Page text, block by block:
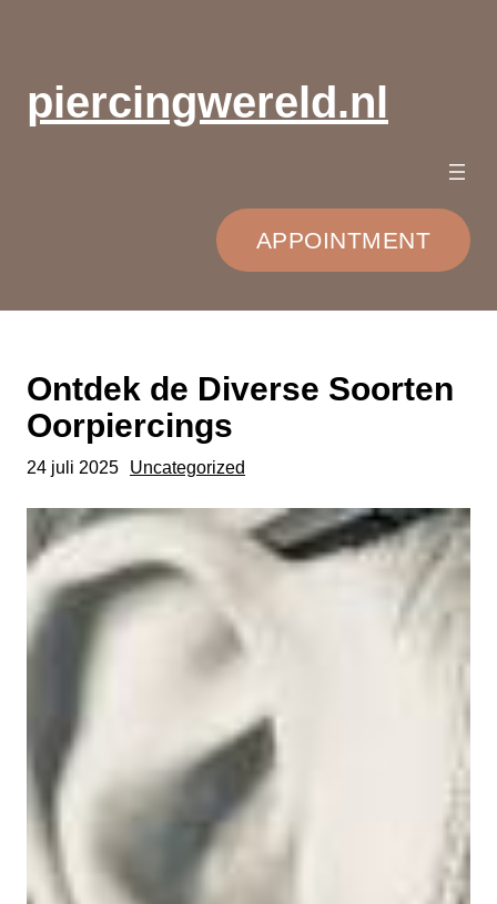
inhoudpiercingwereld.nl
APPOINTMENT
Ontdek de Diverse Soorten
Oorpiercings
24 juli 2025 Uncategorized